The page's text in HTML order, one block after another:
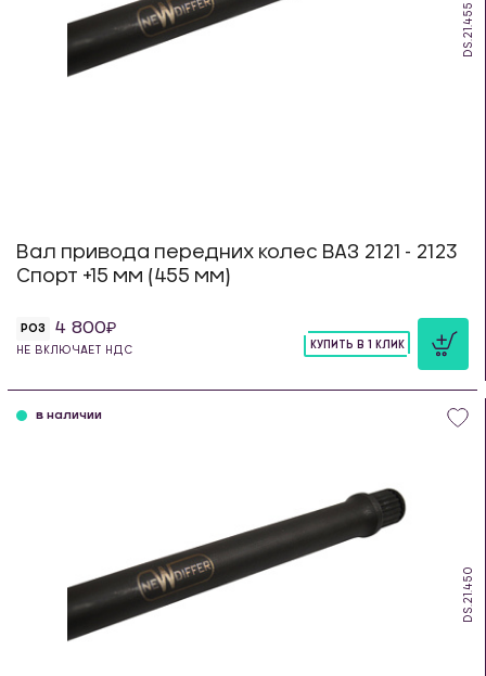
DS.21.455
Вал привода передних колес ВАЗ 2121 - 2123
Спорт +15 мм (455 мм)
РОЗ 4 800
НЕ ВКЛЮЧАЕТ НДС
КУПИТЬ В 1 КЛИК
DS.21.450
в наличии